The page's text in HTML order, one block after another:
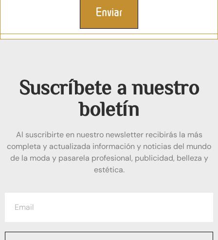
Enviar
Suscríbete a nuestro
boletín
Al suscribirte en nuestro newsletter recibirás la más
completa y actualizada información y noticias del mundo
de la moda y pasarela profesional, publicidad, belleza y
estética.